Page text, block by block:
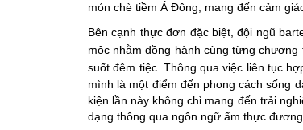
món chè tiềm Á Đông, mang đến cảm
Bên cạnh thực đơn đặc biệt, đội ngũ
mộc nhằm đồng hành cùng từng
suốt đêm tiệc. Thông qua việc liên tục
mình là một điểm đến phong cách sống
kiện lần này không chỉ mang đến trải
dạng thông qua ngôn ngữ ẩm thực